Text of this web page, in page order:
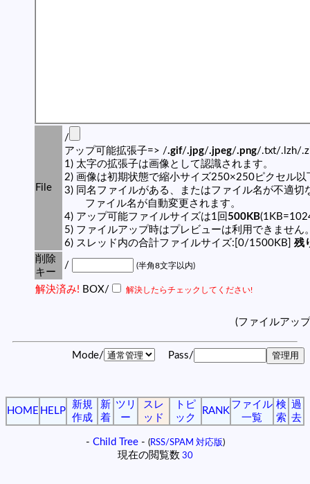
File
/
アップ可能拡張子=> /.gif/.jpg/.jpeg/.png/.txt/.lzh/
1) 太字の拡張子は画像として認識されます。
2) 画像は初期状態で縮小サイズ250×250ピクセル以
3) 同名ファイルがある、またはファイル名が不適切
ファイル名が自動変更されます。
4) アップ可能ファイルサイズは1回 500KB
5) ファイルアップ時はプレビューは利用できません
6) スレッド内の合計ファイルサイズ:[0/1500KB] 残
削除
キー
/ (半角8文字以内)
解決済み! BOX/ 解決したらチェックしてください!
(ファイルアッ
Mode/ Pass/
HOME HELP
新規
作成
新
着
ツリ
ー
スレ
ッド
トピ
ック
RANK
ファイル
一覧
検
索
過
去
- Child Tree- (RSS/SPAM 対応版)
現在の閲覧数 30